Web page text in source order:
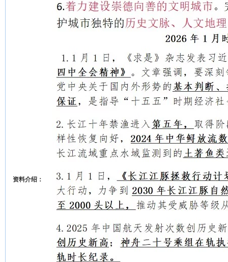
资料介绍：